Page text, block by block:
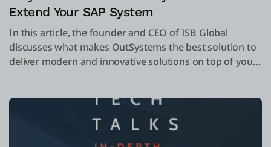
Extend Your SAP System
In this article, the founder and CEO of ISB Global
discusses what makes OutSystems the best solution to
deliver modern and innovative solutions on top of your